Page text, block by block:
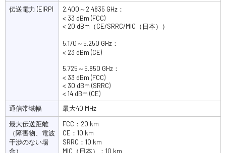
伝送電力 (EIRP)
2.400～2.4835 GHz：
< 33 dBm (FCC)
< 20 dBm（CE/SRRC/MIC（日本））
5.170～5.250 GHz：
< 23 dBm (CE)
5.725～5.850 GHz：
< 33 dBm (FCC)
< 30 dBm (SRRC)
< 14 dBm (CE)
通信帯域幅
最大40 MHz
最大伝送距離
（障害物、電波
干渉のない場
合）
FCC：20 km
CE：10 km
SRRC：10 km
MIC（日本）：10 km